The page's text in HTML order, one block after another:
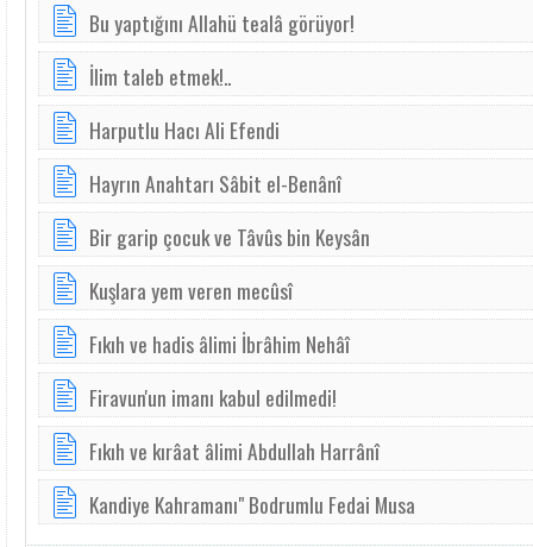
Bu yaptığını Allahü tealâ görüyor!
İlim taleb etmek!..
Harputlu Hacı Ali Efendi
Hay­rın Anah­ta­rı Sâ­bit el-Be­nâ­nî
Bir garip çocuk ve Tâvûs bin Keysân
Kuşlara yem veren mecûsî
Fıkıh ve hadis âlimi İbrâhim Nehâî
Firavun'un imanı kabul edilmedi!
Fı­kıh ve kır­âat â­li­mi Ab­dul­lah Harrânî
Kandiye Kahramanı" Bodrumlu Fedai Musa